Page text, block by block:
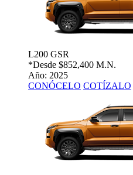
L200 GSR
*Desde $852,400 M.N.
Año: 2025
CONÓCELO COTÍZALO